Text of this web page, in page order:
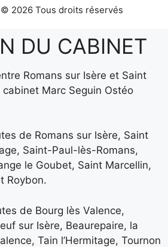
2026 Tous droits réservés
DU CABINET
Romans sur Isère et Saint
cabinet Marc Seguin Ostéo
de Romans sur Isère, Saint
Saint-Paul-lès-Romans,
le Goubet, Saint Marcellin,
Roybon.
de Bourg lès Valence,
sur Isère, Beaurepaire, la
Tain l’Hermitage, Tournon